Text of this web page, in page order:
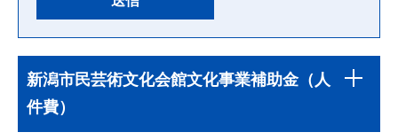
文
こ
サ
ブ
ナ
新潟市民芸術文化会館文化事業補助金（人
件費）